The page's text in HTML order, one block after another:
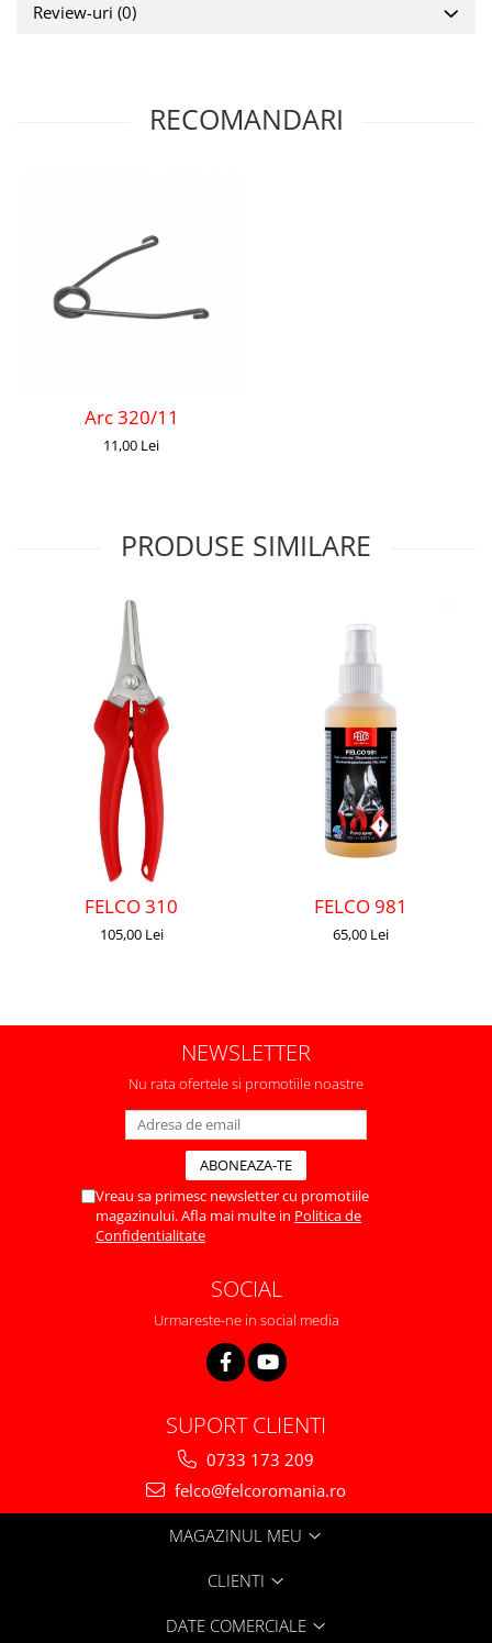
Review-uri (0)
RECOMANDARI
Arc 320/11
11,00 Lei
PRODUSE SIMILARE
FELCO 310
105,00 Lei
FELCO 981
65,00 Lei
NEWSLETTER
Nu rata ofertele si promotiile noastre
Vreau sa primesc newsletter cu promotiile
magazinului. Afla mai multe in Politica de
Confidentialitate
SOCIAL
Urmareste-ne in social media
SUPORT CLIENTI
0733 173 209
felco@felcoromania.ro
MAGAZINUL MEU
CLIENTI
DATE COMERCIALE